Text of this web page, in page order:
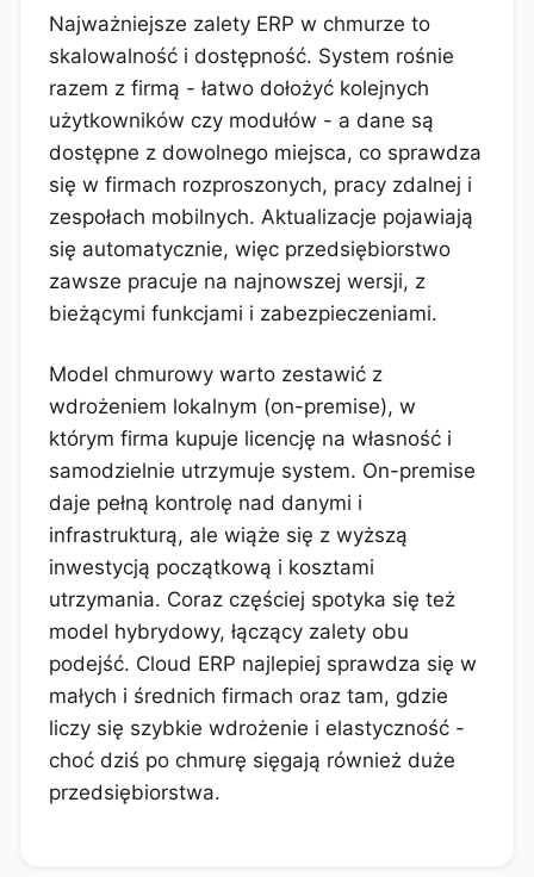
Najważniejsze zalety ERP w chmurze to
skalowalność i dostępność. System rośnie
razem z firmą - łatwo dołożyć kolejnych
użytkowników czy modułów - a dane są
dostępne z dowolnego miejsca, co sprawdza
się w firmach rozproszonych, pracy zdalnej i
zespołach mobilnych. Aktualizacje pojawiają
się automatycznie, więc przedsiębiorstwo
zawsze pracuje na najnowszej wersji, z
bieżącymi funkcjami i zabezpieczeniami.
Model chmurowy warto zestawić z
wdrożeniem lokalnym (on-premise), w
którym firma kupuje licencję na własność i
samodzielnie utrzymuje system. On-premise
daje pełną kontrolę nad danymi i
infrastrukturą, ale wiąże się z wyższą
inwestycją początkową i kosztami
utrzymania. Coraz częściej spotyka się też
model hybrydowy, łączący zalety obu
podejść. Cloud ERP najlepiej sprawdza się w
małych i średnich firmach oraz tam, gdzie
liczy się szybkie wdrożenie i elastyczność -
choć dziś po chmurę sięgają również duże
przedsiębiorstwa.